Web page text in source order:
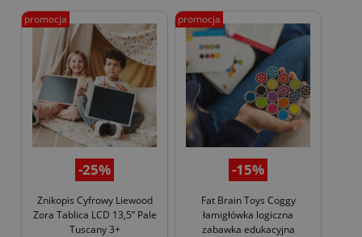
-25%
Znikopis Cyfrowy Liewood
Zora Tablica LCD 13,5” Pale
Tuscany 3+
promocja
-15%
Fat Brain Toys Coggy
łamigłówka logiczna
zabawka edukacyjna
promocja